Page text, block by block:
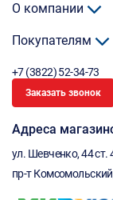
О компании
Покупателям
+7 (3822) 52-34-73
Заказать звонок
Адреса
ул. Шевченко, 44 ст.
пр-т